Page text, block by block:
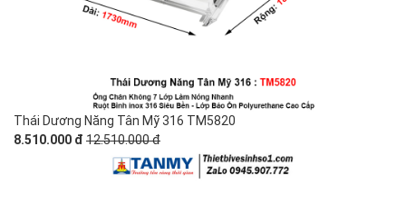
Thái Dương Năng Tân Mỹ 316 TM5820
8.510.000 đ 12.510.000 đ